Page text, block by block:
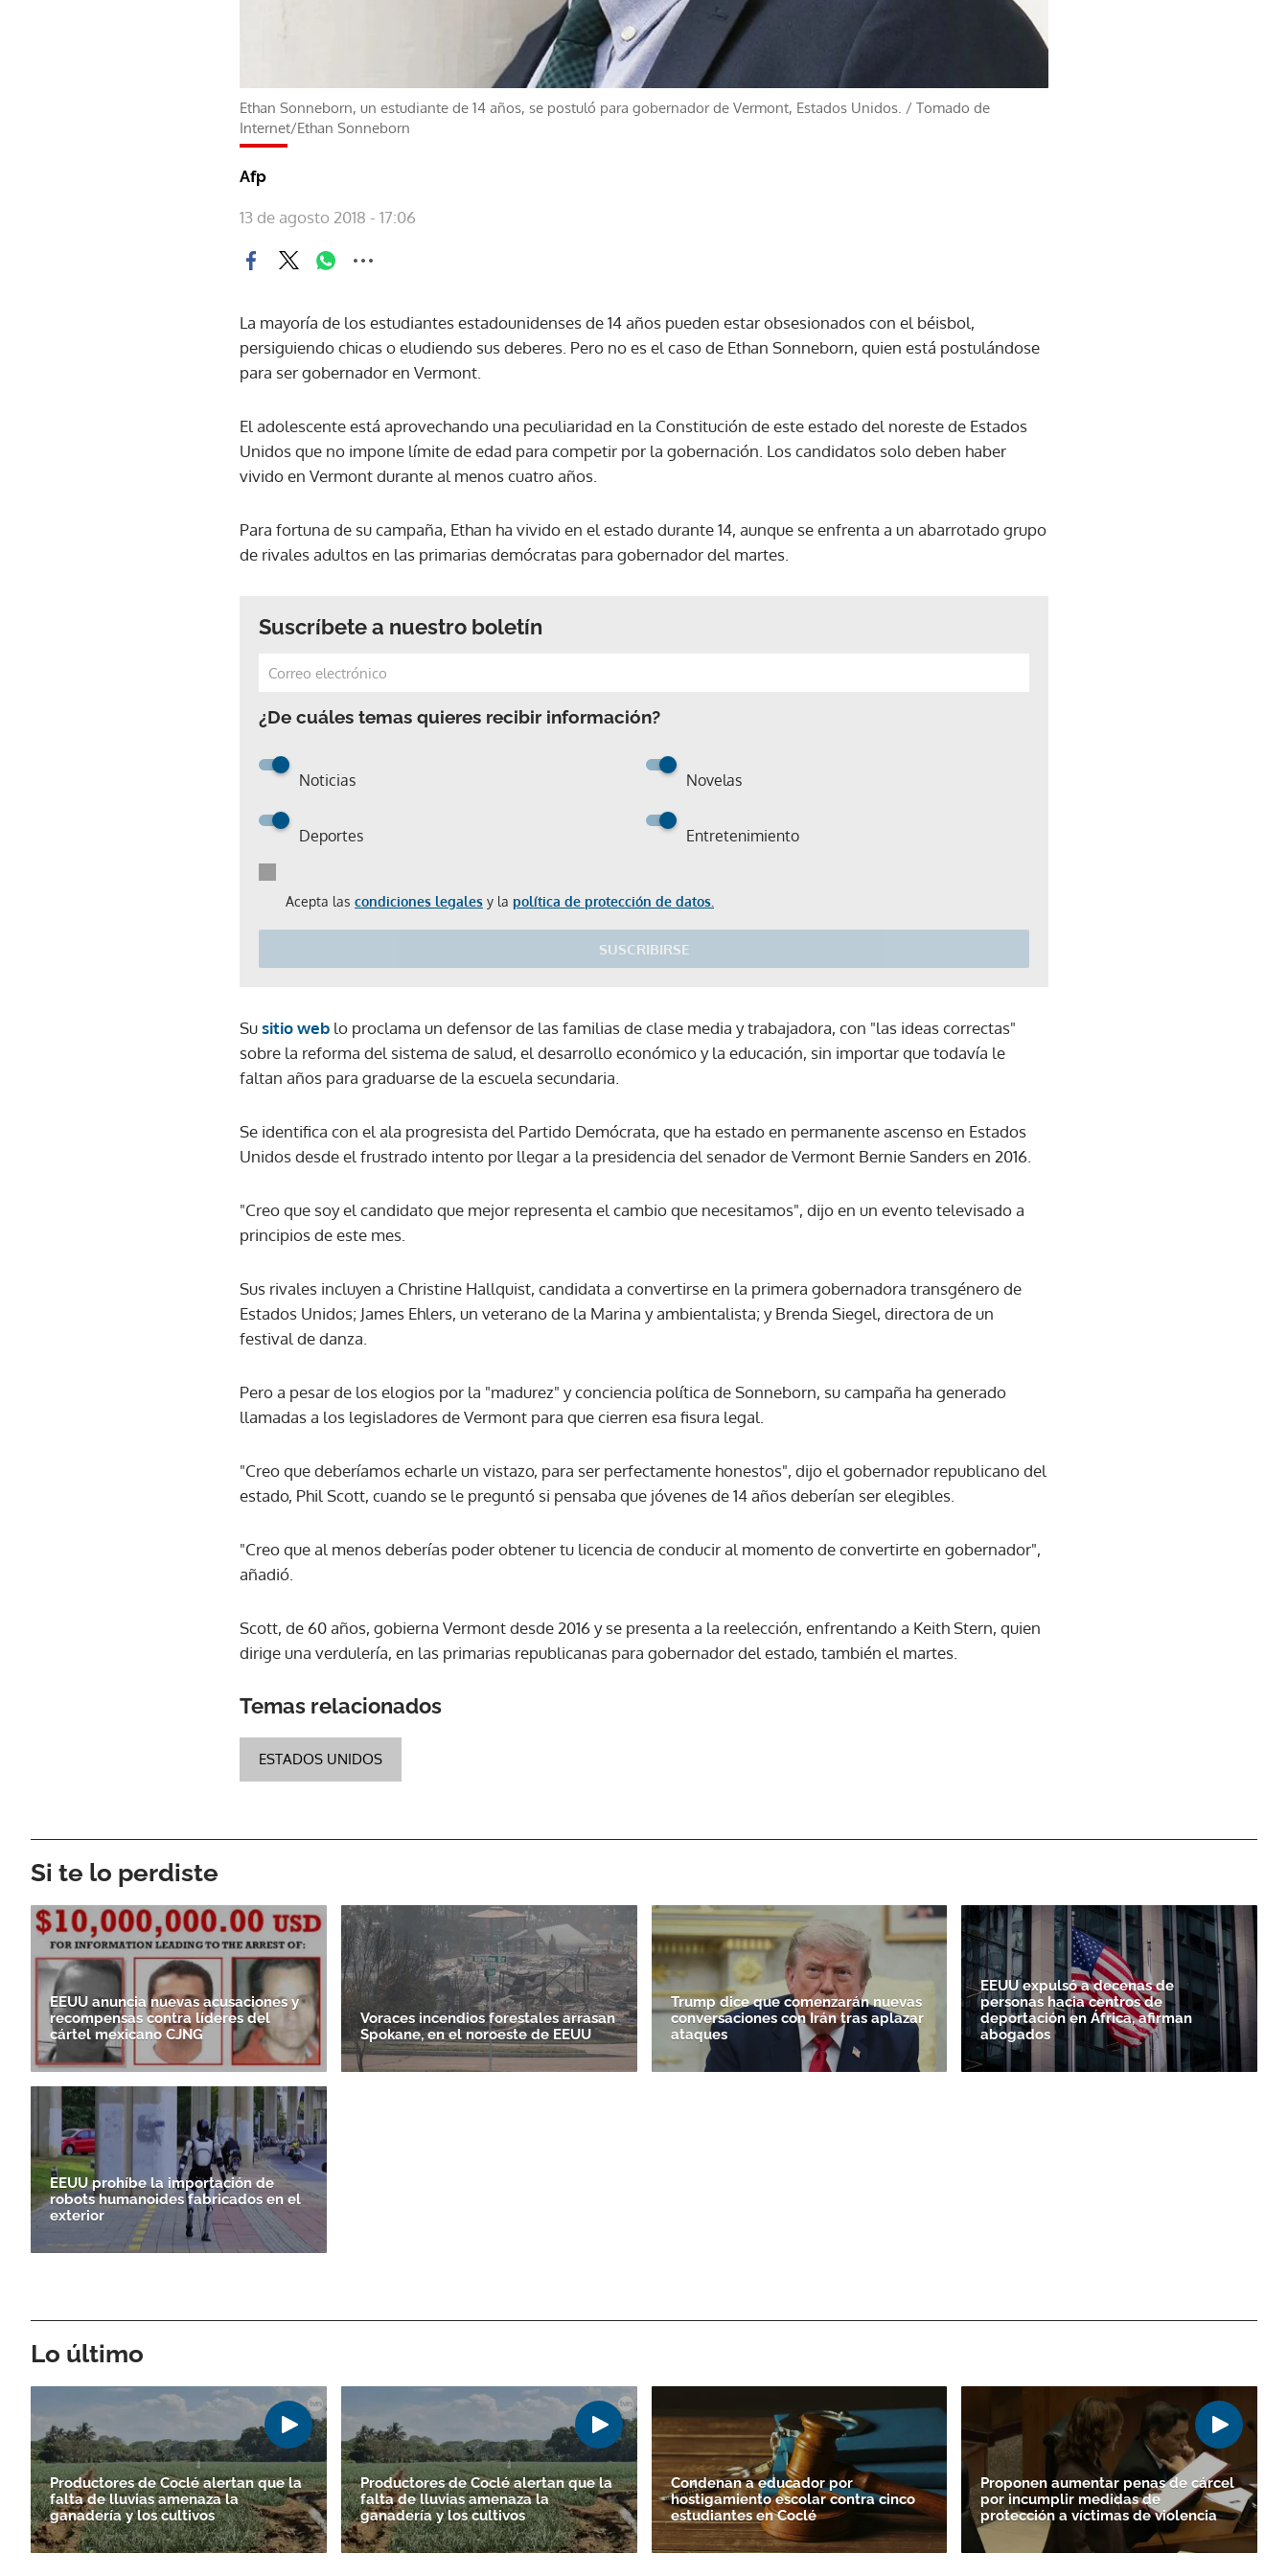
Ethan Sonneborn, un estudiante de 14 años, se postuló para gobernador de Vermont, Estados Unidos. / Tomado de
Internet/Ethan Sonneborn
Afp
13 de agosto 2018 - 17:06
La mayoría de los estudiantes estadounidenses de 14 años pueden estar obsesionados con el béisbol,
persiguiendo chicas o eludiendo sus deberes. Pero no es el caso de Ethan Sonneborn, quien está postulándose
para ser gobernador en Vermont.
El adolescente está aprovechando una peculiaridad en la Constitución de este estado del noreste de Estados
Unidos que no impone límite de edad para competir por la gobernación. Los candidatos solo deben haber
vivido en Vermont durante al menos cuatro años.
Para fortuna de su campaña, Ethan ha vivido en el estado durante 14, aunque se enfrenta a un abarrotado grupo
de rivales adultos en las primarias demócratas para gobernador del martes.
Suscríbete a nuestro boletín
¿De cuáles temas quieres recibir información?
Noticias Novelas
Deportes Entretenimiento
Acepta las condiciones legales y la política de protección de datos.
SUSCRIBIRSE
Gracias por suscribirte a nuestro boletín.
Susitio web lo proclama un defensor de las familias de clase media y trabajadora, con "las ideas correctas"
sobre la reforma del sistema de salud, el desarrollo económico y la educación, sin importar que todavía le
faltan años para graduarse de la escuela secundaria.
Se identifica con el ala progresista del Partido Demócrata, que ha estado en permanente ascenso en Estados
Unidos desde el frustrado intento por llegar a la presidencia del senador de Vermont Bernie Sanders en 2016.
"Creo que soy el candidato que mejor representa el cambio que necesitamos", dijo en un evento televisado a
principios de este mes.
Sus rivales incluyen a Christine Hallquist, candidata a convertirse en la primera gobernadora transgénero de
Estados Unidos; James Ehlers, un veterano de la Marina y ambientalista; y Brenda Siegel, directora de un
festival de danza.
Pero a pesar de los elogios por la "madurez" y conciencia política de Sonneborn, su campaña ha generado
llamadas a los legisladores de Vermont para que cierren esa fisura legal.
"Creo que deberíamos echarle un vistazo, para ser perfectamente honestos", dijo el gobernador republicano del
estado, Phil Scott, cuando se le preguntó si pensaba que jóvenes de 14 años deberían ser elegibles.
"Creo que al menos deberías poder obtener tu licencia de conducir al momento de convertirte en gobernador",
añadió.
Scott, de 60 años, gobierna Vermont desde 2016 y se presenta a la reelección, enfrentando a Keith Stern, quien
dirige una verdulería, en las primarias republicanas para gobernador del estado, también el martes.
Temas relacionados
ESTADOS UNIDOS
Si te lo perdiste
EEUU anuncia nuevas acusaciones y
recompensas contra líderes del
cártel mexicano CJNG
Voraces incendios forestales arrasan
Spokane, en el noroeste de EEUU
Trump dice que comenzarán nuevas
conversaciones con Irán tras aplazar
ataques
EEUU expulsó a decenas de
personas hacia centros de
deportación en África, afirman
abogados
EEUU prohíbe la importación de
robots humanoides fabricados en el
exterior
Lo último
Productores de Coclé alertan que la
falta de lluvias amenaza la
ganadería y los cultivos
Productores de Coclé alertan que la
falta de lluvias amenaza la
ganadería y los cultivos
Condenan a educador por
hostigamiento escolar contra cinco
estudiantes en Coclé
Proponen aumentar penas de cárcel
por incumplir medidas de
protección a víctimas de violencia